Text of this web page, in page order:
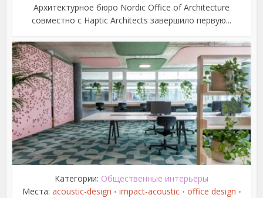
Архитектурное бюро Nordic Office of Architecture
совместно с Haptic Architects завершило первую...
Категории: Общественные интерьеры
Места: acoustic-design • impact-acoustic • office design •